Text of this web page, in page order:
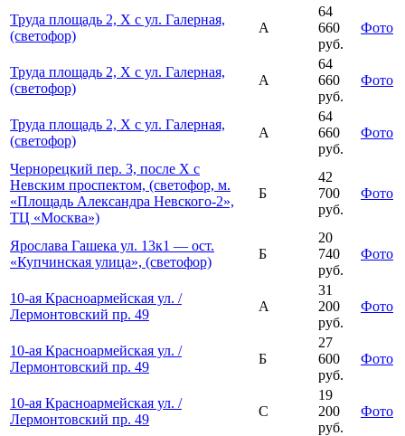
Труда площадь 2, Х с ул. Галерная,
(светофор)
А
64
660
руб.
Фото
Труда площадь 2, Х с ул. Галерная,
(светофор)
А
64
660
руб.
Фото
Труда площадь 2, Х с ул. Галерная,
(светофор)
А
64
660
руб.
Фото
Чернорецкий пер. 3, после Х с
Невским проспектом, (светофор, м.
«Площадь Александра Невского-2»,
ТЦ «Москва»)
Б
42
700
руб.
Фото
Ярослава Гашека ул. 13к1 — ост.
«Купчинская улица», (светофор)
Б
20
740
руб.
Фото
10-ая Красноармейская ул. /
Лермонтовский пр. 49
А
31
200
руб.
Фото
10-ая Красноармейская ул. /
Лермонтовский пр. 49
Б
27
600
руб.
Фото
10-ая Красноармейская ул. /
Лермонтовский пр. 49
С
19
200
руб.
Фото